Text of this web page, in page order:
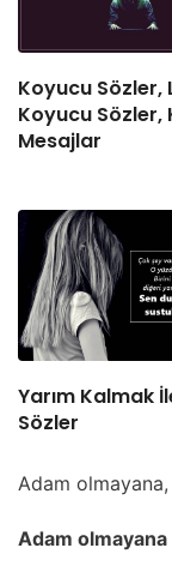
Koyucu Sözler,
Koyucu Sözler,
Mesajlar
Yarım Kalmak
Sözler
Adam
Adam